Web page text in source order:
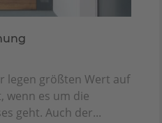
legen größten Wert auf
wenn es um die
geht. Auch der...